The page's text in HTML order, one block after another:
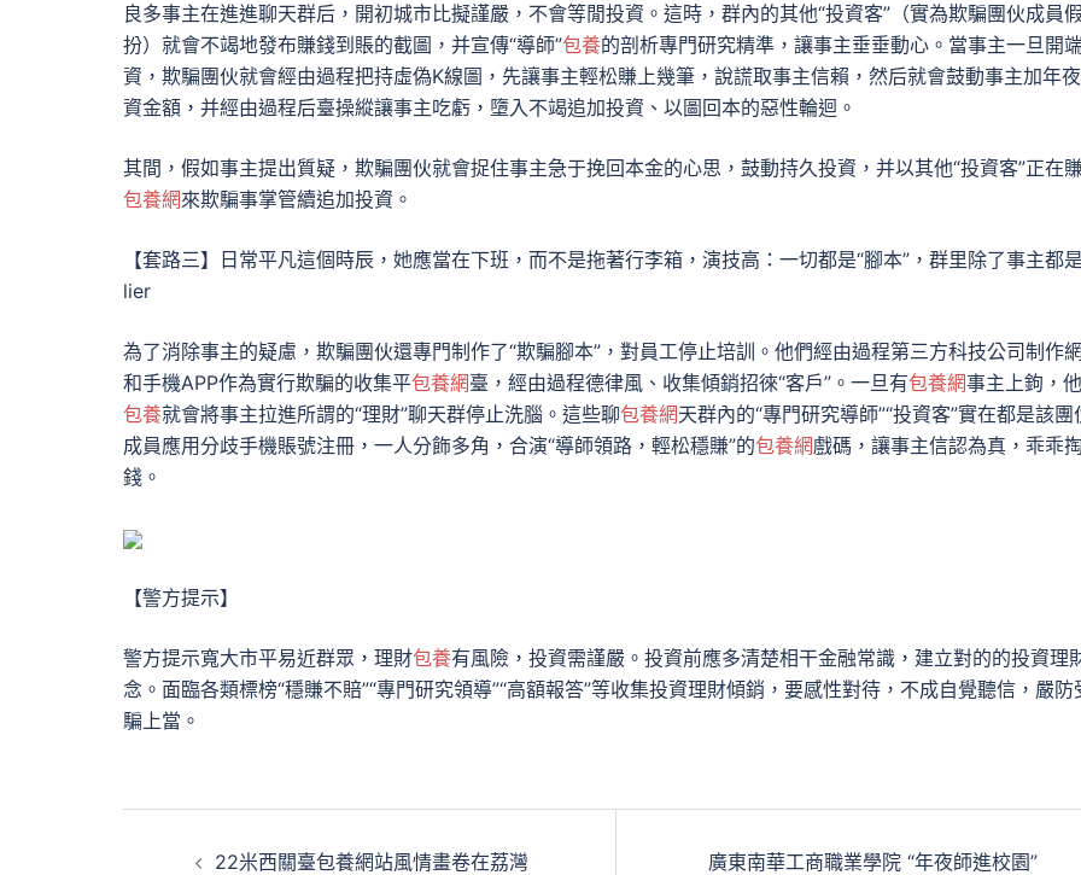
良多事主在進進聊天群后，開初城市比擬謹嚴，不會等閒投資。這時，群內的其他“投資客”（實為欺騙團伙成員假
扮）就會不竭地發布賺錢到賬的截圖，并宣傳“導師”包養的剖析專門研究精準，讓事主垂垂動心。當事主一旦開
資，欺騙團伙就會經由過程把持虛偽K線圖，先讓事主輕松賺上幾筆，說謊取事主信賴，然后就會鼓動事主加年
資金額，并經由過程后臺操縱讓事主吃虧，墮入不竭追加投資、以圖回本的惡性輪迴。
其間，假如事主提出質疑，欺騙團伙就會捉住事主急于挽回本金的心思，鼓動持久投資，并以其他“投資客”正在
包養網來欺騙事掌管續追加投資。
【套路三】日常平凡這個時辰，她應當在下班，而不是拖著行李箱，演技高：一切都是“腳本”，群里除了事主都是
lier
為了消除事主的疑慮，欺騙團伙還專門制作了“欺騙腳本”，對員工停止培訓。他們經由過程第三方科技公司制作
和手機APP作為實行欺騙的收集平包養網臺，經由過程德律風、收集傾銷招徠“客戶”。一旦有包養網事主上鉤，
包養就會將事主拉進所謂的“理財”聊天群停止洗腦。這些聊包養網天群內的“專門研究導師”“投資客”實在都是該團
成員應用分歧手機賬號注冊，一人分飾多角，合演“導師領路，輕松穩賺”的包養網戲碼，讓事主信認為真，乖乖掏
錢。
【警方提示】
警方提示寬大市平易近群眾，理財包養有風險，投資需謹嚴。投資前應多清楚相干金融常識，建立對的的投資理
念。面臨各類標榜“穩賺不賠”“專門研究領導”“高額報答”等收集投資理財傾銷，要感性對待，不成自覺聽信，嚴防
騙上當。
22米西關臺包養網站風情畫卷在荔灣 廣東南華工商職業學院 “年夜師進校園”